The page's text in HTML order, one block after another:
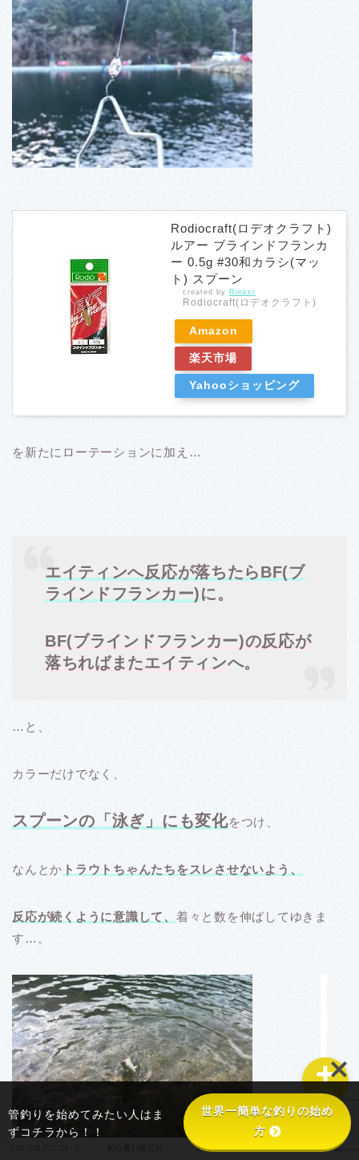
Rodiocraft(ロデオクラフト)
ルアー ブラインドフランカ
ー 0.5g #30和カラシ(マッ
ト) スプーン
created by Rinker
Rodiocraft(ロデオクラフト)
Amazon
楽天市場
Yahooショッピング
を新たにローテーションに加え…
エイティンへ反応が落ちたらBF(ブ
ラインドフランカー)に。
BF(ブラインドフランカー)の反応が
落ちればまたエイティンへ。
…と、
カラーだけでなく、
スプーンの「泳ぎ」にも変化をつけ、
なんとか トラウトちゃんたちをスレさせないよう、
反応が続くように意識して、 着々と数を伸ばしてゆきま
す…。
釣り具あれこれ 釣り場あれこれ
MENU
このブログについて
初心者お役立ち
釣り場あれこれ
管釣りを始めてみたい人はま
ずコチラから！！
世界一簡単な釣りの始め
方